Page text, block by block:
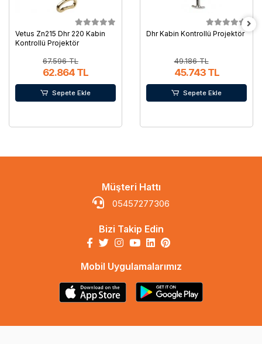
Vetus Zn215 Dhr 220 Kabin
Kontrollü Projektör
67.596 TL
62.864 TL
Sepete Ekle
Dhr Kabin Kontrollü Projektör
49.186 TL
45.743 TL
Sepete Ekle
Müşteri Hattı
05457277306
Bizi Takip Edin
Mobil Uygulamalarımız